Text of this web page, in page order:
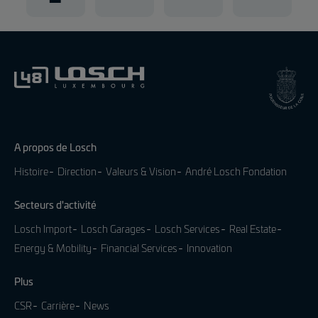
A propos de Losch
Histoire Direction Valeurs & Vision André Losch Fondation
Secteurs d'activité
Losch Import Losch Garages Losch Services
Real Estate
Energy & Mobility
Financial Services Innovation
Plus
CSR Carrière News